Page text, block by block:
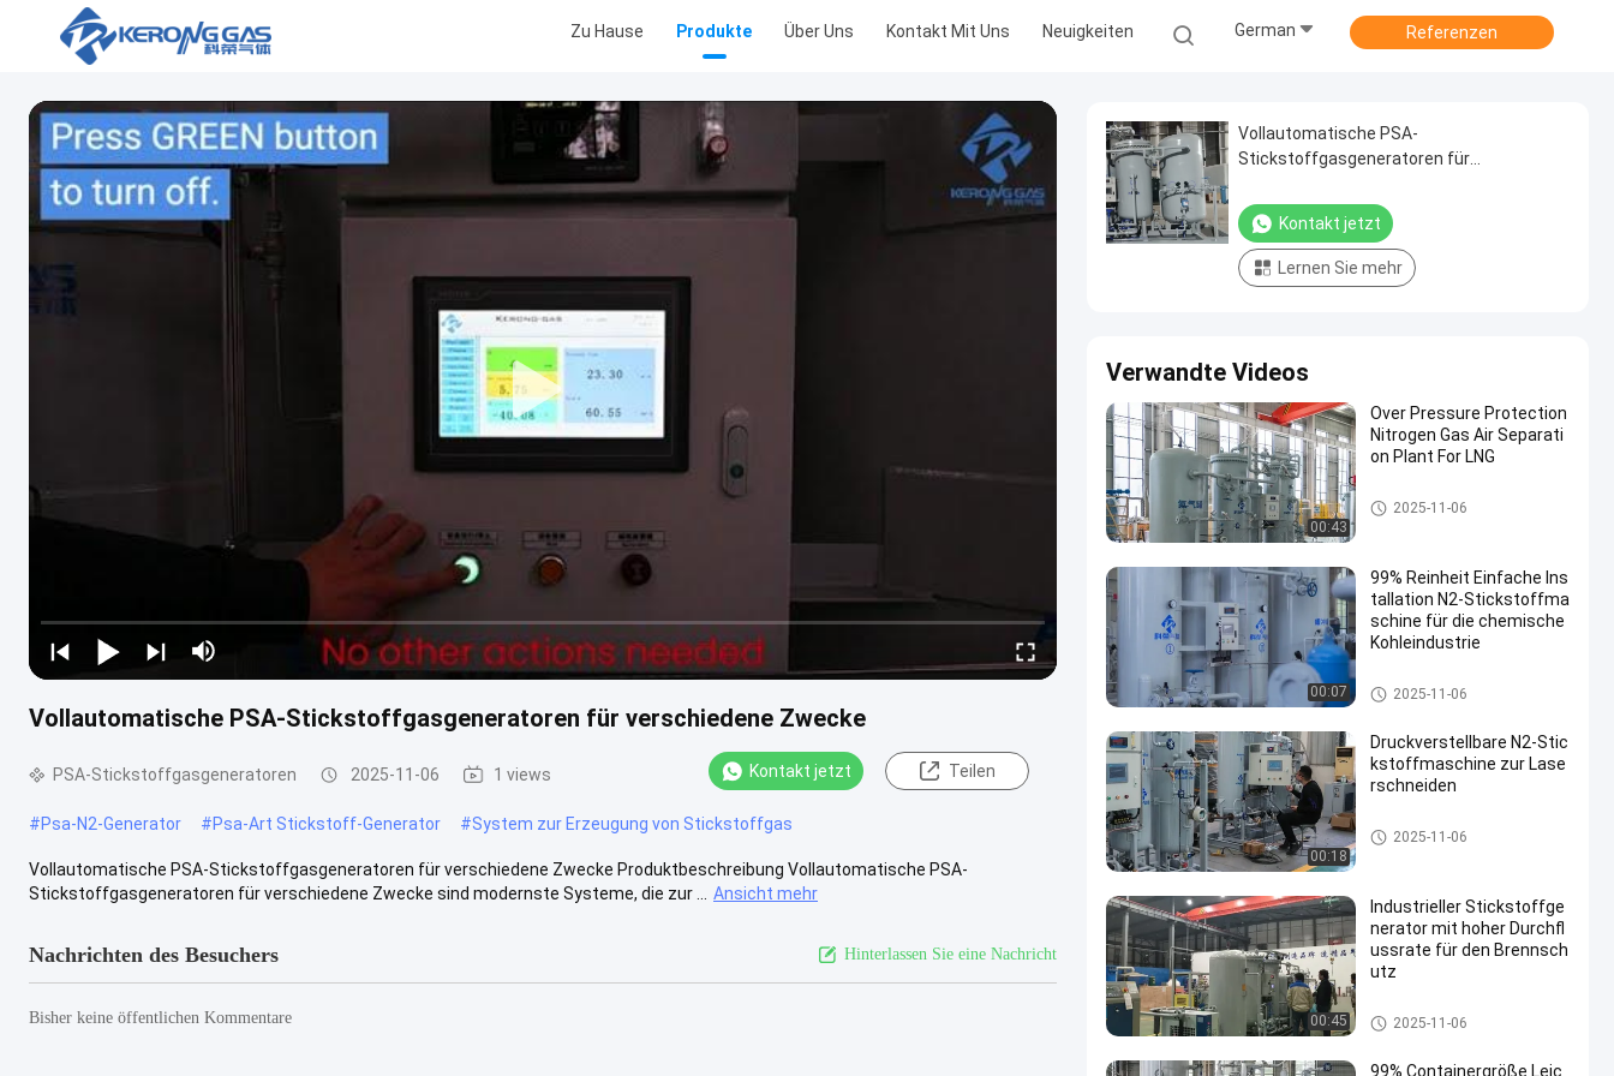
Zu Hause Produkte Über Uns Kontakt Mit Uns Neuigkeiten German Referenzen
Vollautomatische PSA-Stickstoffgasgeneratoren für verschiedene Zwecke
PSA-Stickstoffgasgeneratoren 2025-11-06 1 views Kontakt jetzt Teilen
#Psa-N2-Generator #Psa-Art Stickstoff-Generator #System zur Erzeugung von Stickstoffgas
Vollautomatische PSA-Stickstoffgasgeneratoren für verschiedene Zwecke Produktbeschreibung Vollautomatische PSA-
Stickstoffgasgeneratoren für verschiedene Zwecke sind modernste Systeme, die zur ...
Ansicht mehr
Nachrichten des Besuchers Hinterlassen Sie eine Nachricht
Bisher keine öffentlichen Kommentare
Vollautomatische PSA-
Stickstoffgasgeneratoren für
Kontakt jetzt
Lernen Sie mehr
Verwandte Videos
00:43
Over Pressure Protection
Nitrogen Gas Air Separati
on Plant For LNG
PSA-Stickstoffgasgeneratoren
2025-11-06
00:07
99% Reinheit Einfache Ins
tallation N2-Stickstoffma
schine für die chemische
Kohleindustrie
PSA-Stickstoffgasgeneratoren
2025-11-06
00:18
Druckverstellbare N2-Stic
kstoffmaschine zur Lase
rschneiden
PSA-Stickstoffgasgeneratoren
2025-11-06
00:45
Industrieller Stickstoffge
nerator mit hoher Durchfl
ussrate für den Brennsch
utz
Hoher Reinheitsgrad-Stickstoff
-Generator
2025-11-06
99% Containergröße Leic